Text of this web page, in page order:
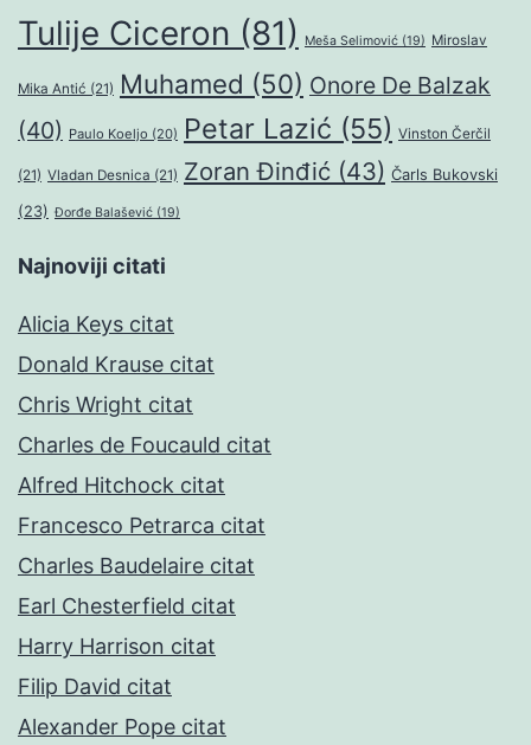
Tulije Ciceron (81) Meša Selimović (19) Miroslav
Mika Antić (21) Muhamed (50) Onore De Balzak
(40) Paulo Koeljo (20) Petar Lazić (55) Vinston Čerčil
(21) Vladan Desnica (21) Zoran Đinđić (43) Čarls Bukovski
(23) Đorđe Balašević (19)
Najnoviji citati
Alicia Keys citat
Donald Krause citat
Chris Wright citat
Charles de Foucauld citat
Alfred Hitchock citat
Francesco Petrarca citat
Charles Baudelaire citat
Earl Chesterfield citat
Harry Harrison citat
Filip David citat
Alexander Pope citat